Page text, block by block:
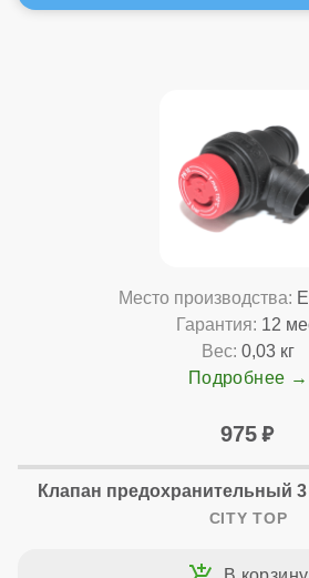
Место производства:
Гарантия: 12
Вес: 0,03 кг
Подробнее
975
Клапан предохранительный 3
CITY TOP